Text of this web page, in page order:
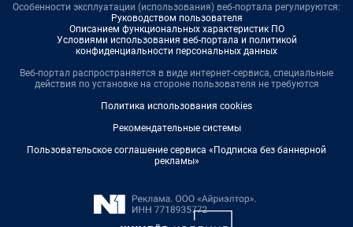
Особенности эксплуатации (использования) веб-портала регулируются:
Руководством пользователя
Описанием функциональных характеристик ПО
Условиями использования веб-портала и политикой
конфиденциальности персональных данных
Веб-портал распространяется в виде интернет-сервиса, специальные
действия по установке на стороне пользователя не требуются
Политика использования cookies
Рекомендательные системы
Пользовательское соглашение сервиса «Подписка без баннерной
рекламы»